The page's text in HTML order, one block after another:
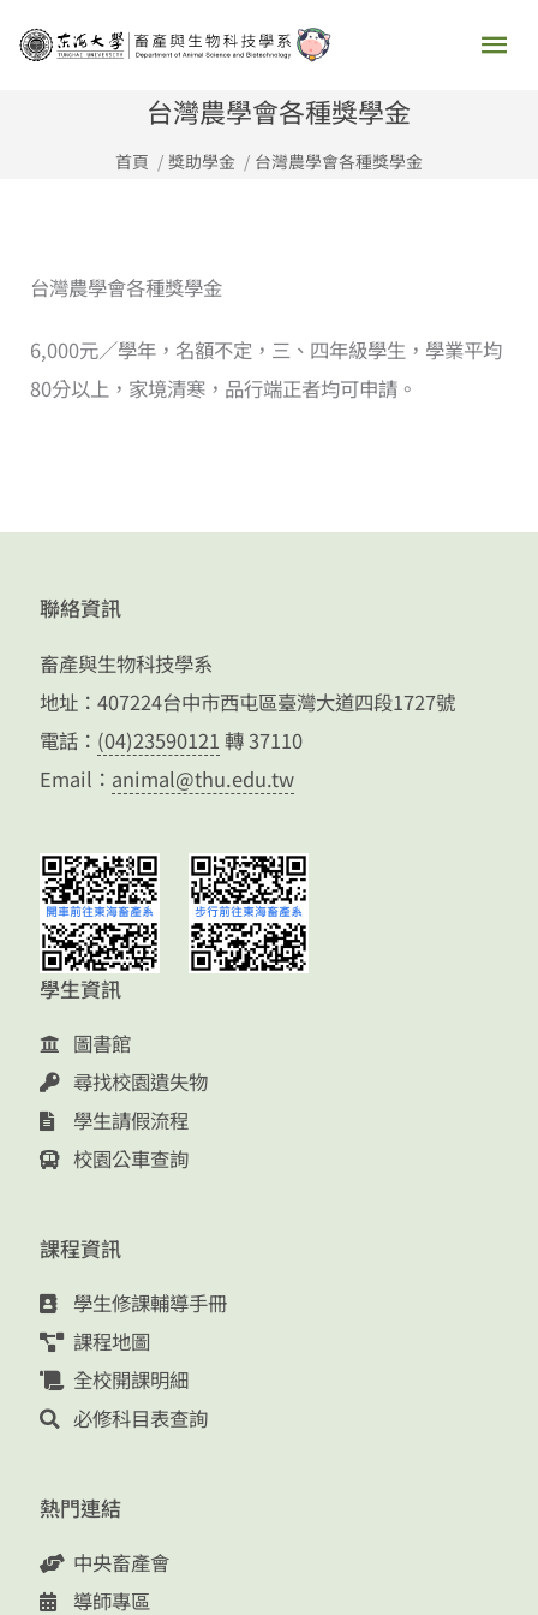
主
台灣農學會各種獎學金
首頁 獎助學金 台灣農學會各種獎學金
台灣農學會各種獎學金
6,000元／學年，名額不定，三、四年級學生，學業平均
80分以上，家境清寒，品行端正者均可申請。
聯絡資訊
畜產與生物科技學系
地址：407224台中市西屯區臺灣大道四段1727號
電話： (04)23590121 轉 37110
Email： animal@thu.edu.tw
學生資訊
圖書館
尋找校園遺失物
學生請假流程
校園公車查詢
課程資訊
學生修課輔導手冊
課程地圖
全校開課明細
必修科目表查詢
熱門連結
中央畜產會
導師專區